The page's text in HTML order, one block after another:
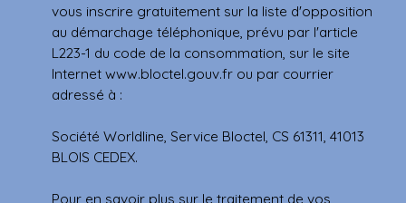
vous inscrire gratuitement sur la liste d'opposition
au démarchage téléphonique, prévu par l'article
L223-1 du code de la consommation, sur le site
Internet www.bloctel.gouv.fr ou par courrier
adressé à :
Société Worldline, Service Bloctel, CS 61311, 41013
BLOIS CEDEX.
Pour en savoir plus sur le traitement de vos